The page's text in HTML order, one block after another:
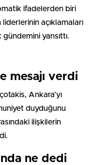
ifadelerden biri
açıklamaları
yansıttı.
mesajı verdi
Ankara’yı
duyduğunu
ilişkilerin
ne dedi